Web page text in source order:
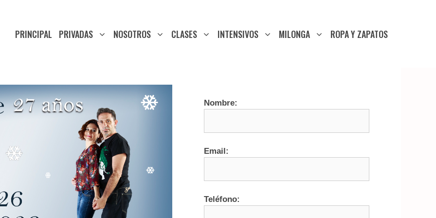
PRINCIPAL PRIVADAS NOSOTROS CLASES INTENSIVOS MILONGA ROPA Y ZAPATOS
Nombre:
Email:
Teléfono: